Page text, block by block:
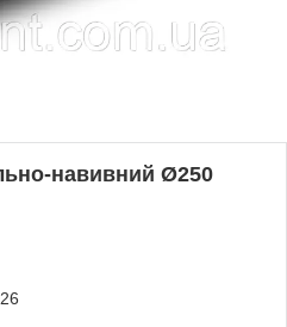
навивний Ø250